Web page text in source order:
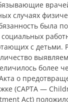
случаях
была
с детьми.
более
о
(CAPTA —
Act)